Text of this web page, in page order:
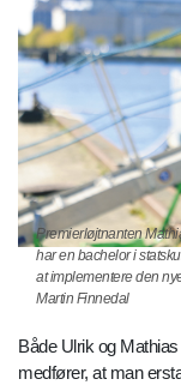
Premierløjtnanten
har en bachelor i
at implementere den
Martin Finnedal
Både Ulrik og
medfører, at man